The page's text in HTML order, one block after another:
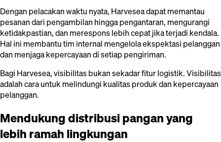
Dengan pelacakan waktu nyata, Harvesea dapat memantau
pesanan dari pengambilan hingga pengantaran, mengurangi
ketidakpastian, dan merespons lebih cepat jika terjadi kendala.
Hal ini membantu tim internal mengelola ekspektasi pelanggan
dan menjaga kepercayaan di setiap pengiriman.
Bagi Harvesea, visibilitas bukan sekadar fitur logistik. Visibilitas
adalah cara untuk melindungi kualitas produk dan kepercayaan
pelanggan.
Mendukung distribusi pangan yang
lebih ramah lingkungan